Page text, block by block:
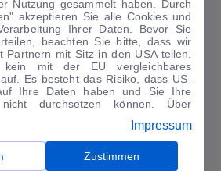
Leasing Kaufen
/mtl.
Guter Preis
·Finanzierungs-Details
Rate anpassen
Nutzung gesammelt haben. Durch
akzeptieren Sie alle Cookies und
Ihrer Daten. Bevor Sie
beachten Sie bitte, dass wir
Partnern mit Sitz in den USA teilen.
mit der EU vergleichbares
Es besteht das Risiko, dass US-
Ihre Daten haben und Sie Ihre
nicht durchsetzen können. Über
auch später jederzeit im Bereich
Weitere Informationen finden
.
Impressum
Zustimmen